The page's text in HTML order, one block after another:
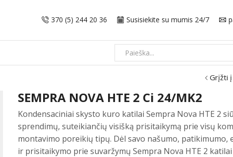
370 (5) 244 20 36 Susisiekite su mumis 24/7
input
Grįžti
SEMPRA NOVA HTE 2 Ci 24/MK2
Kondensaciniai skysto kuro katilai Sempra Nova HTE 2
sprendimų, suteikiančių visišką prisitaikymą prie visų
montavimo poreikių tipų. Dėl savo našumo, patikimumo,
ir prisitaikymo prie suvaržymų Sempra Nova HTE 2